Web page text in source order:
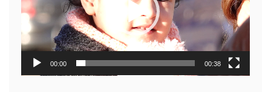
00:00 00:38